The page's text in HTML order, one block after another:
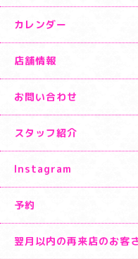
カレンダー
店舗情報
お問い合わせ
スタッフ紹介
Instagram
予約
翌月以内の再来店のお客